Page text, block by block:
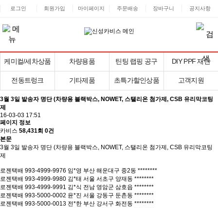
로그인 회원가입 마이페이지 주문배송 장바구니 공지사항
케미컬/세차상품 차량용품 틴팅 랩핑 공구 DIY PPF 재단
전동트렁크 기타제품 초특가할인상품 고객지원
3월 3일 발송자 명단 (차량용 블랙박스, NOWET, 스탤리온 첨가제, CSB 유리막코팅
제
16-03-03 17:51
페이지 정보
카비스 58,431회 0건
본문
3월 3일 발송자 명단 (차량용 블랙박스, NOWET, 스탤리온 첨가제, CSB 유리막코팅
제
로젠택배 993-4999-9976 임*영 부산 해운대구 중2동 ********
로젠택배 993-4999-9980 김*태 서울 서초구 양재동 ********
로젠택배 993-4999-9991 김*식 전남 영암군 삼호읍 ********
로젠택배 993-5000-0002 윤*진 서울 강동구 둔촌동 ********
로젠택배 993-5000-0013 전*한 부산 강서구 화전동 ********